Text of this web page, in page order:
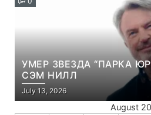
УМЕР ЗВЕЗДА “ПАРКА
СЭМ НИЛЛ
July 13, 2026
August